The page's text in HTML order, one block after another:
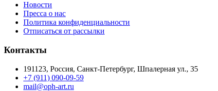
Новости
Пресса о нас
Политика конфиденциальности
Отписаться от рассылки
Контакты
191123, Россия, Санкт-Петербург, Шпалерная ул., 35
+7 (911) 090-09-59
mail@oph-art.ru